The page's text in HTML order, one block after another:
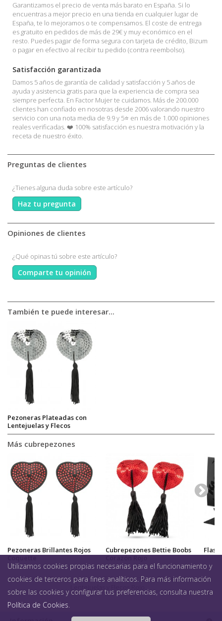
Garantizamos el precio de venta más barato en España. Si lo
encuentras a mejor precio en una tienda en cualquier lugar de
España, te lo mejoramos o te compensamos. El coste de entrega
es gratuito en pedidos de más de 29€ y muy económico en el
resto. Puedes pagar de forma segura con tarjeta de crédito, Bizum
o pagar en efectivo al recibir tu pedido (contra reembolso).
Satisfacción garantizada
Damos 5 años de garantía de calidad y satisfacción y 5 años de
ayuda y asistencia gratis para que la experiencia de compra sea
siempre perfecta. En Factor Mujer te cuidamos. Más de 200.000
clientes han confiado en nosotras desde 2006 valorando nuestro
servicio con una nota media de 9.9 y 5⭐ en más de 1.000 opiniones
reales verificadas. ❤️ 100% satisfacción es nuestra motivación y la
receta de nuestro éxito.
Preguntas de clientes
¿Tienes alguna duda sobre este artículo?
Haz tu pregunta
Opiniones de clientes
¿Qué opinas tú sobre este artículo?
Comparte tu opinión
También te puede interesar...
Pezoneras Plateadas con
Lentejuelas y Flecos
Más cubrepezones
Pezoneras Brillantes Rojos
Coquette
Cubrepezones Bettie Boobs
Corazón Rojo
Flash
Lencería > Complementos > Cubrepezones > Cubrepezones
Lentejuelas y Flecos Rojo
Utilizamos cookies propias necesarias para el funcionamiento y
cookies de terceros para fines analíticos. Para más información
sobre las cookies y configurar tus preferencias, consulta nuestra
Política de Cookies.